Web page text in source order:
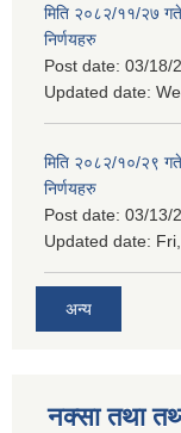
मिति २०८२/११/२७
निर्णयहरु
Post date: 03/18/
Updated date:
मिति २०८२/१०/२९
निर्णयहरु
Post date: 03/13/
Updated date:
अन्य
नक्सा तथा